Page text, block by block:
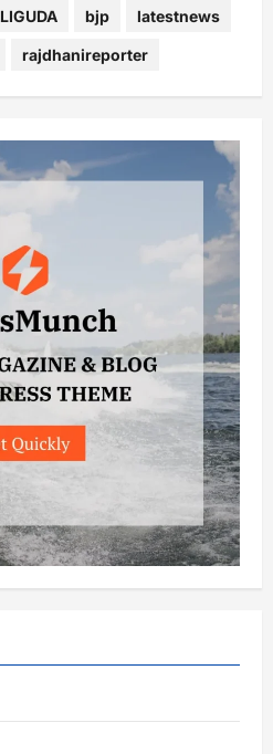
bjp latestnews
rajdhanireporter